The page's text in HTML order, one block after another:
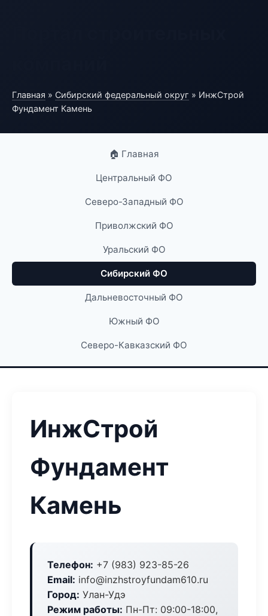
Главная » Сибирский федеральный округ » ИнжСтрой
Фундамент Камень
🏠 Главная
Центральный ФО
Северо-Западный ФО
Приволжский ФО
Уральский ФО
Сибирский ФО
Дальневосточный ФО
Южный ФО
Северо-Кавказский ФО
ИнжСтрой
Фундамент
Камень
Телефон: +7 (983) 923-85-26
Email: info@inzhstroyfundam610.ru
Город: Улан-Удэ
Режим работы: Пн-Пт: 09:00-18:00,